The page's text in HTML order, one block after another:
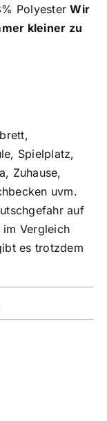
PolyesterWir
kleiner zu
Spielplatz,
Zuhause,
uvm.
auf
im Vergleich
es trotzdem